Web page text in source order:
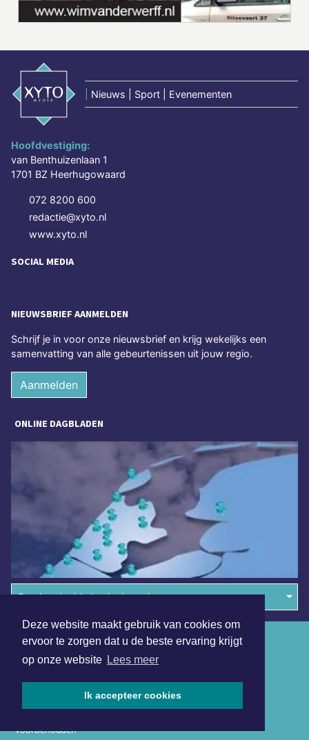
Deze website maakt gebruik van cookies om
ervoor te zorgen dat u de beste ervaring krijgt
op onze website Lees meer
Ik accepteer cookies
Nieuws | Sport | Evenementen
Hoofdvestiging:
van Benthuizenlaan 1
1701 BZ Heerhugowaard
072 8200 600
redactie@xyto.nl
www.xyto.nl
SOCIAL MEDIA
NIEUWSBRIEF AANMELDEN
Schrijf je in voor onze nieuwsbrief en krijg wekelijks een
samenvatting van alle gebeurtenissen uit jouw regio.
Aanmelden
ONLINE DAGBLADEN
Overige dagbladen in de regio
voorbehouden
Algemene voorwaarden
Disclaimer